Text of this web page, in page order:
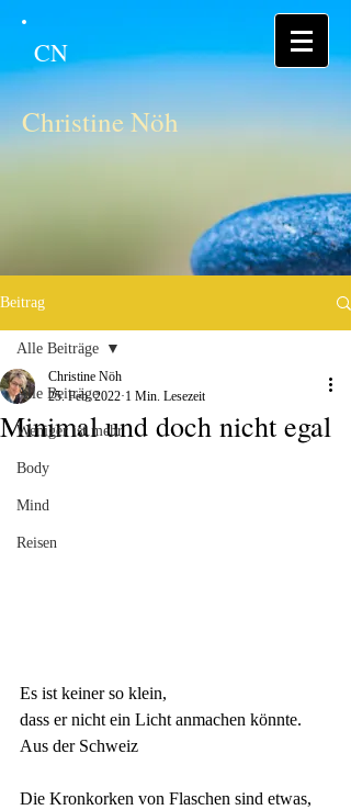
CN
Christine Nöh
Beitrag
Alle Beiträge
Weniger ist mehr
Body
Mind
Reisen
Alle Beiträge
Minimal und doch nicht egal
Christine Nöh
25. Feb. 2022 1 Min. Lesezeit
Es ist keiner so klein,
dass er nicht ein Licht anmachen könnte.
Aus der Schweiz
Die Kronkorken von Flaschen sind etwas,